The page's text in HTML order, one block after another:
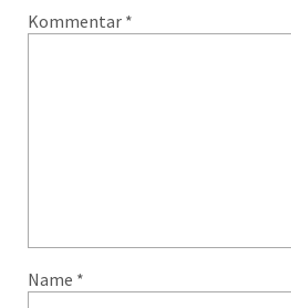
Kommentar *
Name *